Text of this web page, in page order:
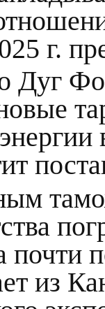
г.
Дуг
почти
из